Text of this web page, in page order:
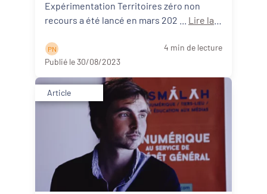
Expérimentation Territoires zéro non
Lire la
P N
4 min de lecture
Publié le 30/08/2023
Article